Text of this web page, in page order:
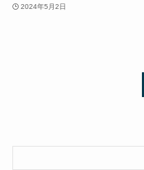
2024年5月2日